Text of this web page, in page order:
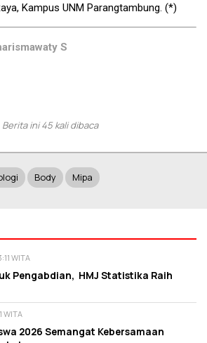
Kampus UNM Parangtambung. (*)
S
Berita ini 45 kali dibaca
Body Mipa
WITA
Pengabdian, HMJ Statistika Raih
WITA
2026 Semangat Kebersamaan